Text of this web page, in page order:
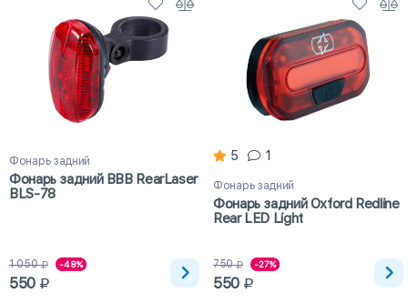
Фонарь задний
Фонарь задний BBB RearLaser
BLS-78
1 050 -48%
550
5 1
Фонарь задний
Фонарь задний Oxford Redline
Rear LED Light
750 -27%
550